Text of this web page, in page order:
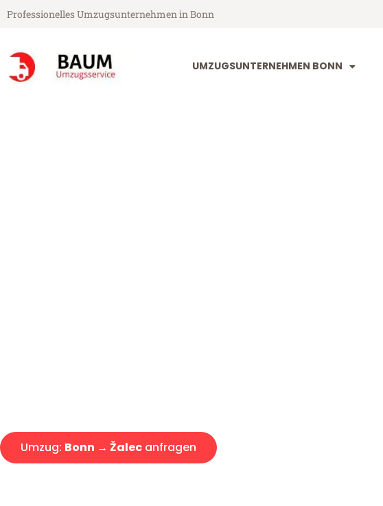
Professionelles Umzugsunternehmen in Bonn
UMZUGSUNTERNEHMEN BONN
Umzug: Bonn → Žalec anfragen